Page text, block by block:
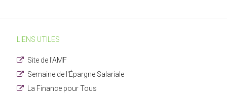
LIENS UTILES
Site de l'AMF
Semaine de l'Épargne Salariale
La Finance pour Tous